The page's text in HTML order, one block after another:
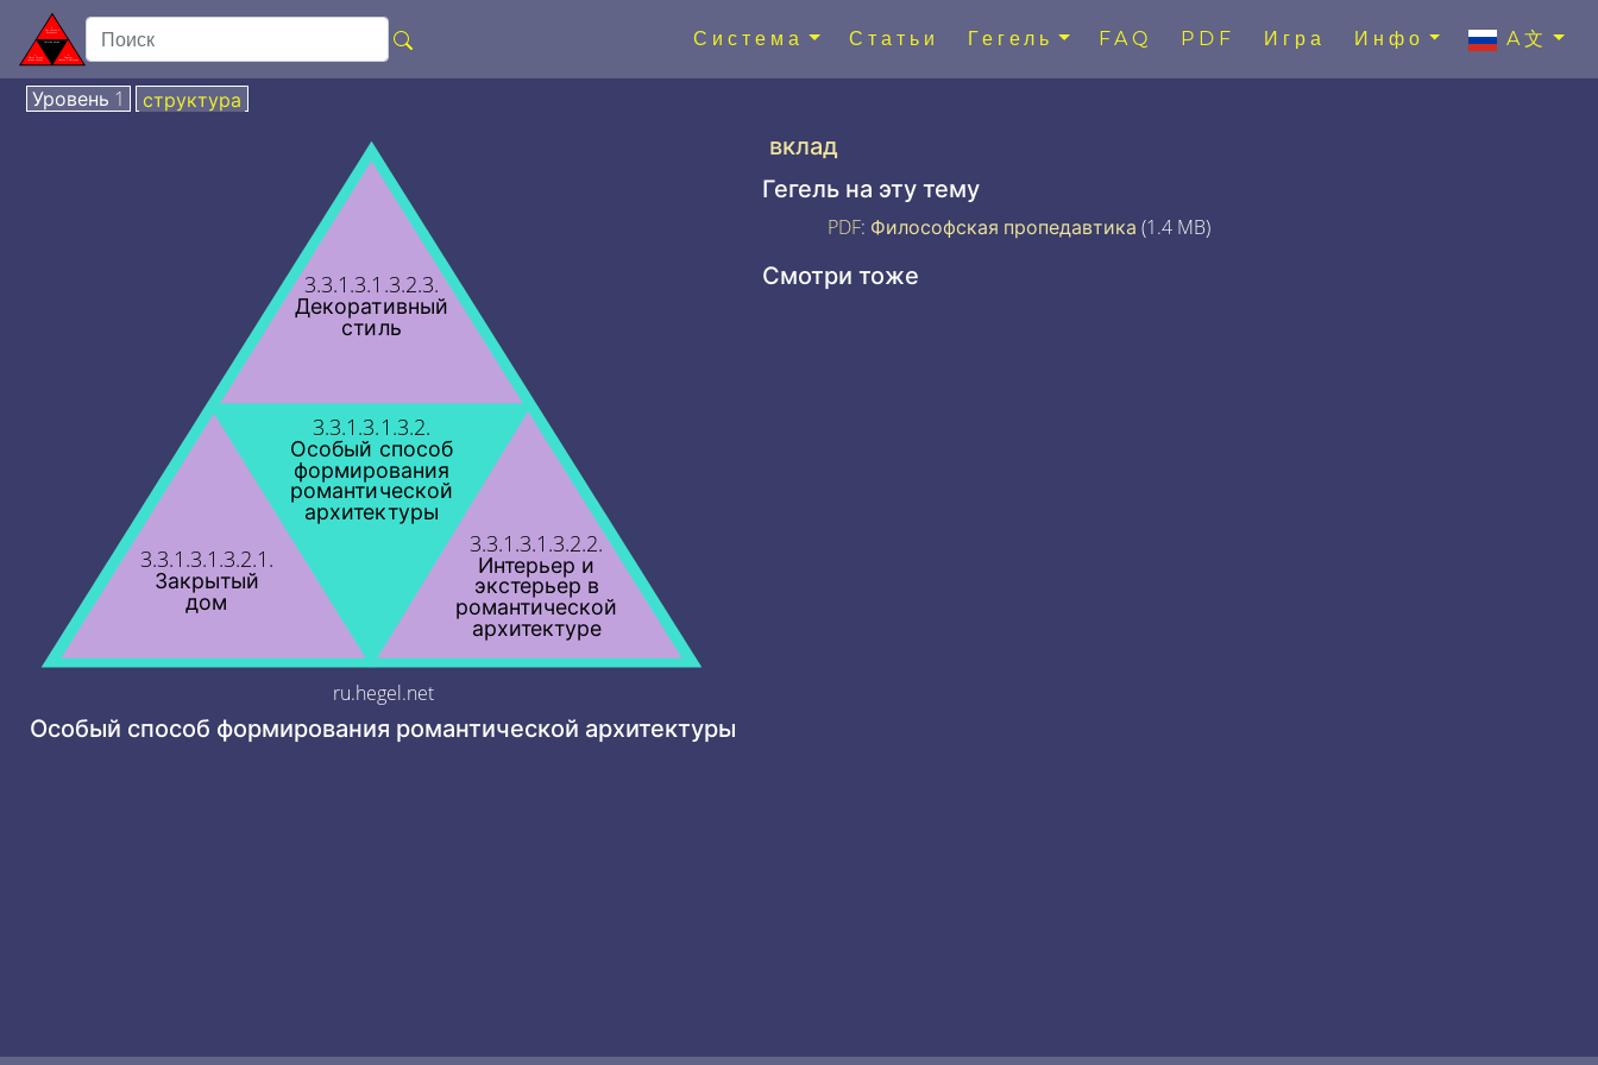
Система Статьи Гегель FAQ PDF Игра Инфо A文
Уровень 1 структура
3.3.1.3.1.3.2.
Особый способ
формирования
романтической
архитектуры
3.3.1.3.1.3.2.1.
Закрытый
дом
3.3.1.3.1.3.2.2.
Интерьер и
экстерьер в
романтической
архитектуре
3.3.1.3.1.3.2.3.
Декоративный
стиль
ru.hegel.net
Особый способ формирования романтической архитектуры
вклад
Гегель на эту тему
PDF: Философская пропедавтика (1.4 MB)
Смотри тоже